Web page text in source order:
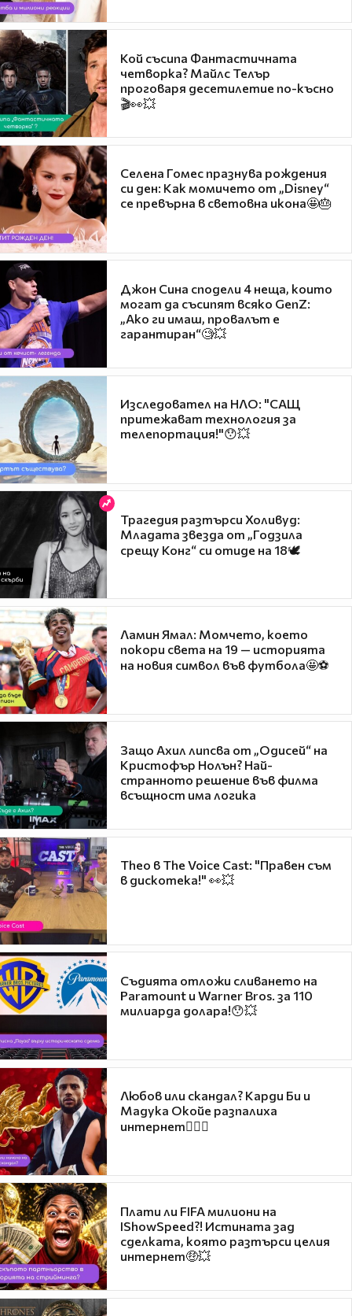
Кой съсипа Фантастичната
четворка? Майлс Телър
проговаря десетилетие по-късно
🎬👀💥
Селена Гомес празнува рождения
си ден: Как момичето от „Disney“
се превърна в световна икона🤩🎂
Джон Сина сподели 4 неща, които
могат да съсипят всяко GenZ:
„Ако ги имаш, провалът е
гарантиран“🧐💥
Изследовател на НЛО: "САЩ
притежават технология за
телепортация!"😯💥
Трагедия разтърси Холивуд:
Младата звезда от „Годзила
срещу Конг“ си отиде на 18🕊️
Ламин Ямал: Момчето, което
покори света на 19 — историята
на новия символ във футбола🤩⚽
Защо Ахил липсва от „Одисей“ на
Кристофър Нолън? Най-
странното решение във филма
всъщност има логика
Theo в The Voice Cast: "Правен съм
в дискотека!" 👀💥
Съдията отложи сливането на
Paramount и Warner Bros. за 110
милиарда долара!😯💥
Любов или скандал? Карди Би и
Мадука Окойе разпалиха
интернет❤️‍🔥🔥
Плати ли FIFA милиони на
IShowSpeed?! Истината зад
сделката, която разтърси целия
интернет🤑💥